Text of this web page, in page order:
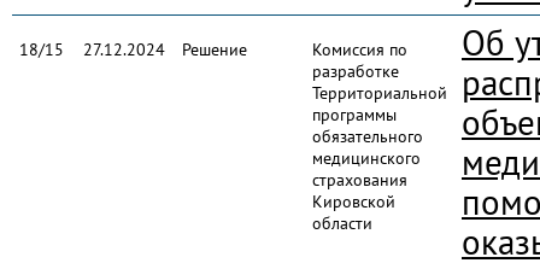
18/15 27.12.2024 Решение
Комиссия по
разработке
Территориальной
программы
обязательного
медицинского
страхования
Кировской
области
Об